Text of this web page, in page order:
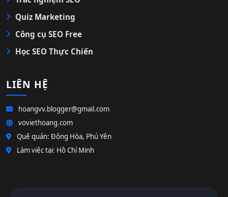
Quiz Marketing
Công cụ SEO Free
Học SEO Thực Chiến
LIÊN HỆ
hoangvv.blogger@gmail.com
voviethoang.com
Quê quán: Đông Hòa, Phú Yên
Làm việc tại: Hồ Chí Minh